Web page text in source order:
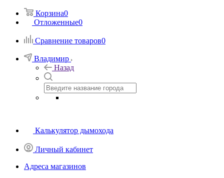
Корзина0
Отложенные0
Сравнение товаров0
Владимир
Назад
Калькулятор дымохода
Личный кабинет
Адреса магазинов